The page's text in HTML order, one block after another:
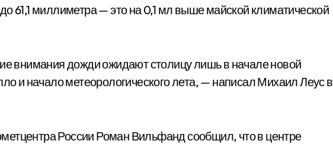
61,1 миллиметра — это на 0,1 мл выше майской климатической
дожди ожидают столицу лишь в начале новой
и начало метеорологического лета, — написал Михаил Леус в
России Роман Вильфанд сообщил, что в центре